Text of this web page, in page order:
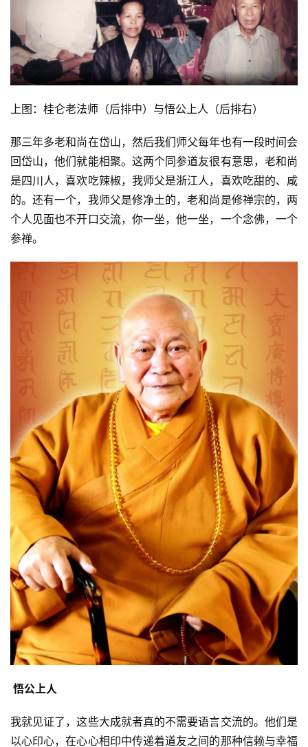
讯
上图：桂仑老法师（后排中）与悟公上人（后排右）
那三年多老和尚在岱山，然后我们师父每年也有一段时间会
回岱山，他们就能相聚。这两个同参道友很有意思，老和尚
是四川人，喜欢吃辣椒，我师父是浙江人，喜欢吃甜的、咸
的。还有一个，我师父是修净土的，老和尚是修禅宗的，两
个人见面也不开口交流，你一坐，他一坐，一个念佛，一个
参禅。
悟公上人
我就见证了，这些大成就者真的不需要语言交流的。他们是
以心印心，在心心相印中传递着道友之间的那种信赖与幸福